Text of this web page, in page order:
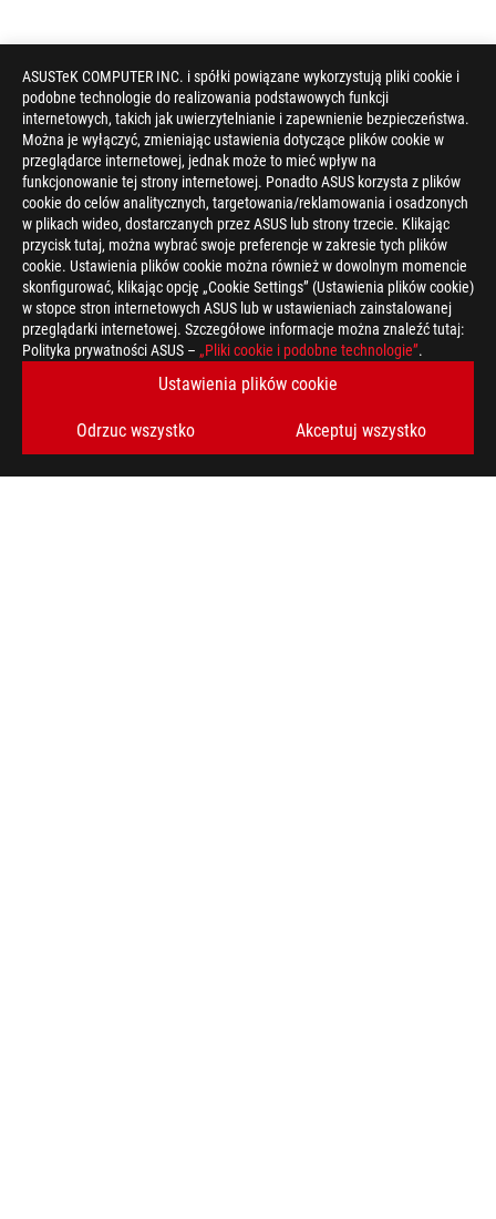
ASUSTeK COMPUTER INC. i spółki powiązane wykorzystują pliki cookie i
podobne technologie do realizowania podstawowych funkcji
internetowych, takich jak uwierzytelnianie i zapewnienie bezpieczeństwa.
Można je wyłączyć, zmieniając ustawienia dotyczące plików cookie w
przeglądarce internetowej, jednak może to mieć wpływ na
funkcjonowanie tej strony internetowej. Ponadto ASUS korzysta z plików
cookie do celów analitycznych, targetowania/reklamowania i osadzonych
w plikach wideo, dostarczanych przez ASUS lub strony trzecie. Klikając
przycisk tutaj, można wybrać swoje preferencje w zakresie tych plików
cookie. Ustawienia plików cookie można również w dowolnym momencie
skonfigurować, klikając opcję „Cookie Settings” (Ustawienia plików cookie)
w stopce stron internetowych ASUS lub w ustawieniach zainstalowanej
przeglądarki internetowej. Szczegółowe informacje można znaleźć tutaj:
Polityka prywatności ASUS – „Pliki cookie i podobne technologie”.
Ustawienia plików cookie
Odrzuc wszystko Akceptuj wszystko